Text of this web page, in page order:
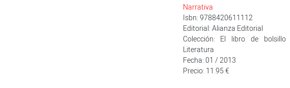
Narrativa
Isbn: 9788420611112
Editorial: Alianza Editorial
Colección: El libro de bolsillo
Literatura
Fecha: 01 / 2013
Precio: 11.95 €